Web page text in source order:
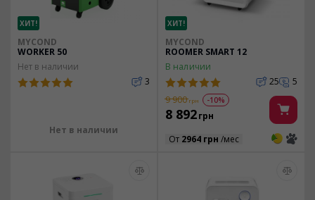
ХИТ!
MYCOND
WORKER 50
Нет в наличии
3
Нет в наличии
ХИТ!
MYCOND
ROOMER SMART 12
В наличии
25
5
9 900 грн -10%
8 892грн
От 2964 грн /мес 3 3